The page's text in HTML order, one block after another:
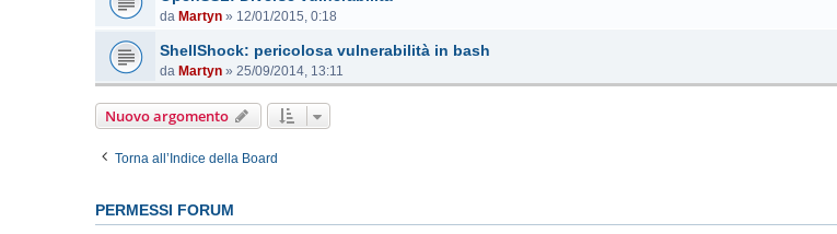
da Martyn » 12/01/2015, 0:18
ShellShock: pericolosa vulnerabilità in bash
da Martyn » 25/09/2014, 13:11
Nuovo argomento
Torna all’Indice della Board
PERMESSI FORUM